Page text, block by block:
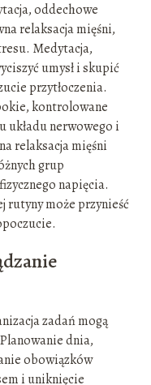
oddechowe
relaksacja mięśni,
Medytacja,
umysł i skupić
przytłoczenia.
kontrolowane
układu nerwowego i
relaksacja mięśni
grup
napięcia.
rutyny może przynieść
zadań mogą
dnia,
obowiązków
i uniknięcie